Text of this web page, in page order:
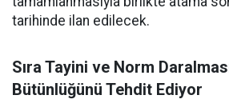
tarihinde ilan edilecek.
Sıra Tayini ve Norm
Bütünlüğünü Tehdit Ediyor